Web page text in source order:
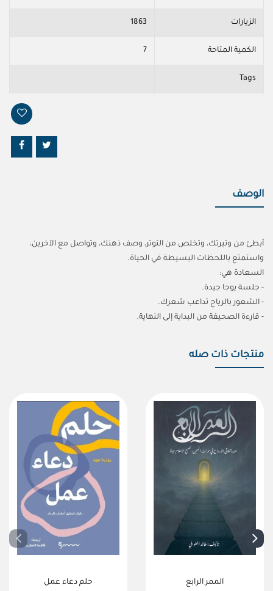
الزيارات 1863
الكمية المتاحة 7
Tags
الوصف
أبطئ من وتيرتك، وتخلص من التوتر، وصف ذهنك، وتواصل مع الآخرين،
واستمتع باللحظات البسيطة في الحياة.
السعادة هي:
- جلسة يوجا جيدة.
- الشعور بالرياح تداعب شعرك.
- قارءة الصحيفة من البداية إلى النهاية.
منتجات ذات صله
حلم دعاء عمل الممر الرابع